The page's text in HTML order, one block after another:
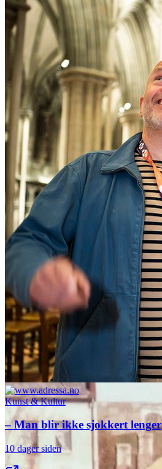
Kunst & Kultur
– Man blir ikke sjokkert lenger
10 dager siden